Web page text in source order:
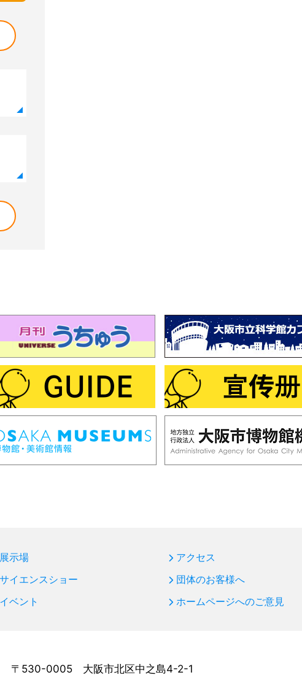
展示場
サイエンスショー
イベント
アクセス
団体のお客様へ
ホームページへのご意見
〒530-0005 大阪市北区中之島4-2-1